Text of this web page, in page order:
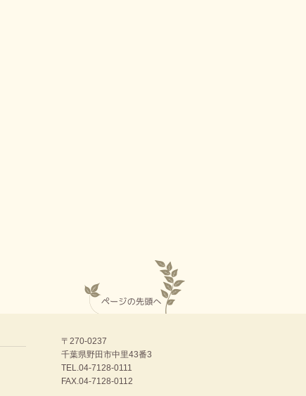
〒270-0237
千葉県野田市中里43番3
TEL.04-7128-0111
FAX.04-7128-0112